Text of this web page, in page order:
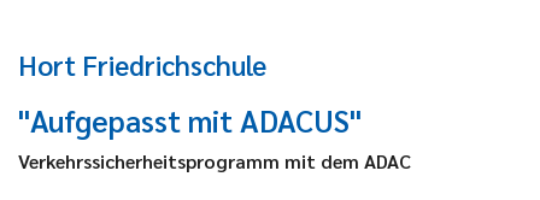
Hort Friedrichschule
"Aufgepasst mit ADACUS"
Verkehrssicherheitsprogramm mit dem ADAC